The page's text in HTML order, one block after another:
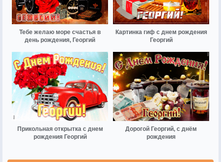
Тебе желаю море счастья в
день рождения, Георгий
Картинка гиф с днем рождения
Георгий
Прикольная открытка с днем
рождения Георгий
Дорогой Георгий, с днём
рождения